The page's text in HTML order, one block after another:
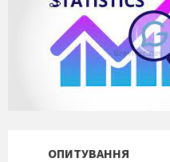
ОПИТУВАННЯ